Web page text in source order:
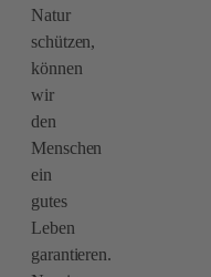
Natur
schützen,
können
wir
den
Menschen
ein
gutes
Leben
garantieren.